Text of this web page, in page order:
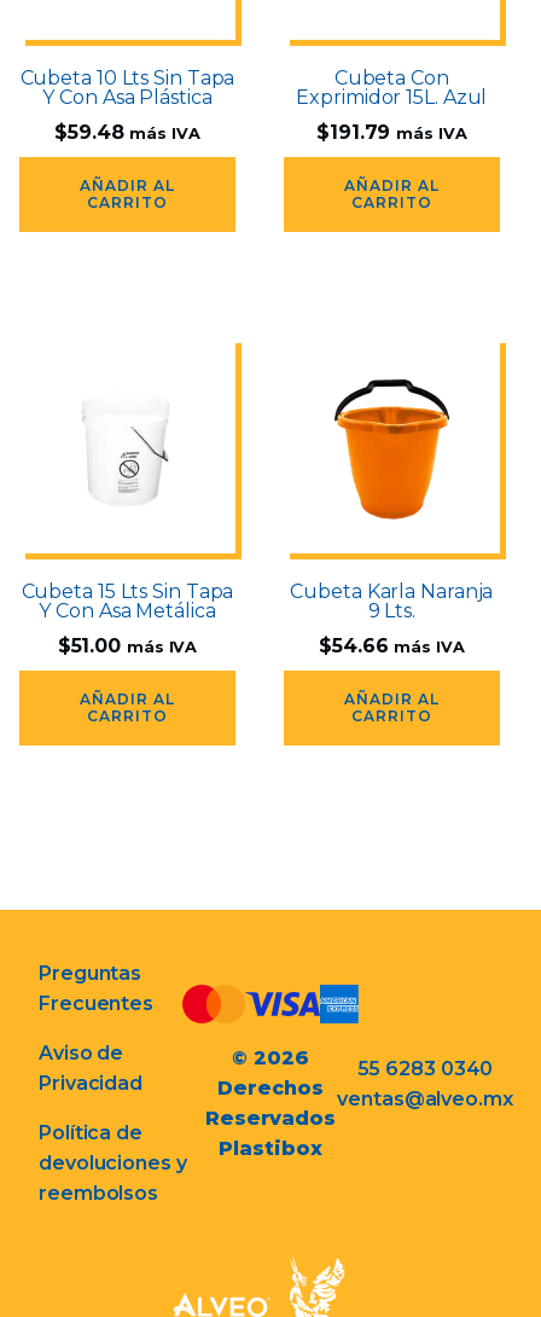
Cubeta 10 Lts Sin Tapa
Y Con Asa Plástica
$59.48 más IVA
AÑADIR AL
CARRITO
Cubeta Con
Exprimidor 15L. Azul
$191.79 más IVA
AÑADIR AL
CARRITO
Cubeta 15 Lts Sin Tapa
Y Con Asa Metálica
$51.00 más IVA
AÑADIR AL
CARRITO
Cubeta Karla Naranja
9 Lts.
$54.66 más IVA
AÑADIR AL
CARRITO
Preguntas
Frecuentes
Aviso de
Privacidad
Política de
devoluciones y
reembolsos
© 2026
Derechos
Reservados
Plastibox
55 6283 0340
ventas@alveo.mx